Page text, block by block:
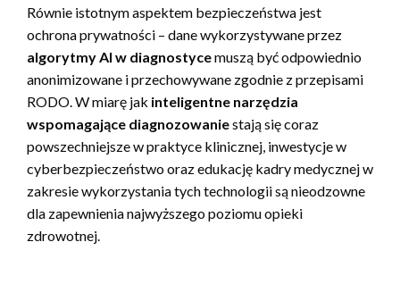
Równie istotnym aspektem bezpieczeństwa jest
ochrona prywatności – dane wykorzystywane przez
algorytmy AI w diagnostycemuszą być odpowiednio
anonimizowane i przechowywane zgodnie z przepisami
RODO. W miarę jak inteligentne narzędzia
wspomagające diagnozowaniestają się coraz
powszechniejsze w praktyce klinicznej, inwestycje w
cyberbezpieczeństwo oraz edukację kadry medycznej w
zakresie wykorzystania tych technologii są nieodzowne
dla zapewnienia najwyższego poziomu opieki
zdrowotnej.